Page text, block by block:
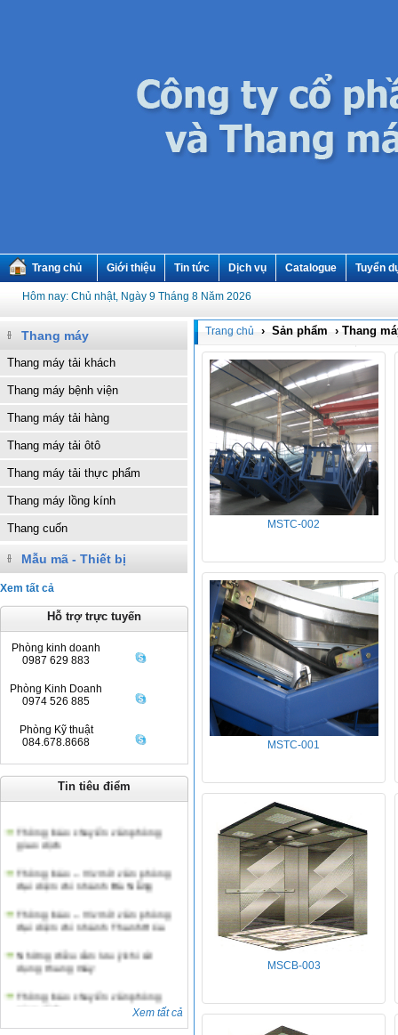
Trang chủ Giới thiệu Tin tức Dịch vụ Catalogue Tuyển
Hôm nay: Chủ nhật, Ngày 9 Tháng 8 Năm 2026
Thang máy
Thang máy tải khách
Thang máy bệnh viện
Thang máy tải hàng
Thang máy tải ôtô
Thang máy tải thực phẩm
Thang máy lồng kính
Thang cuốn
Mẫu mã - Thiết bị
Xem tất cả
Hỗ trợ trực tuyến
Phòng kinh doanh
0987 629 883
Phòng Kinh Doanh
0974 526 885
Phòng Kỹ thuật
084.678.8668
Tin tiêu điểm
giao dịch
Thông báo – V/v mở văn phòng
đại diện chi nhánh Đà Nẵng
Thông báo – V/v mở văn phòng
đại diện chi nhánh Thanh Hóa
dụng thang máy
Thông báo chuyển văn phòng
giao dịch
Xem tất cả
Trang chủ › Sản phẩm › Thang
MSTC-002
MSTC-001
MSCB-003